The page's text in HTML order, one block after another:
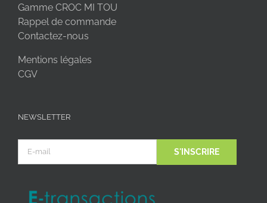
Gamme CROC MI TOU
Rappel de commande
Contactez-nous
Mentions légales
CGV
NEWSLETTER